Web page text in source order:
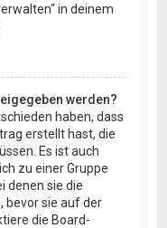
in deinem
werden?
haben, dass
erstellt hast, die
Es ist auch
zu einer Gruppe
denen sie die
bevor sie auf der
die Board-